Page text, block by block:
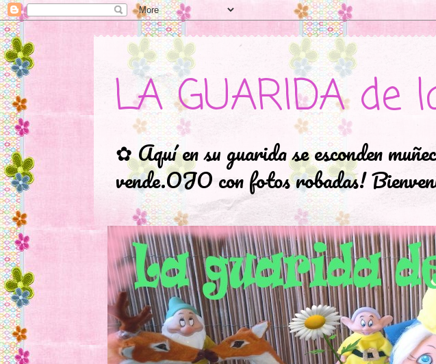
LA GUARIDA de
✿ Aquí en su guarida se esconden
vende.OJO con fotos robadas!